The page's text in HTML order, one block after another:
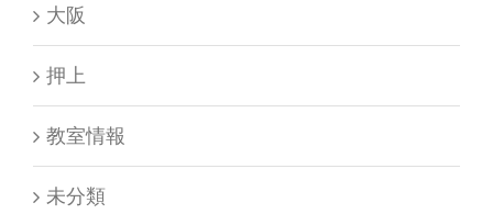
大阪
押上
教室情報
未分類